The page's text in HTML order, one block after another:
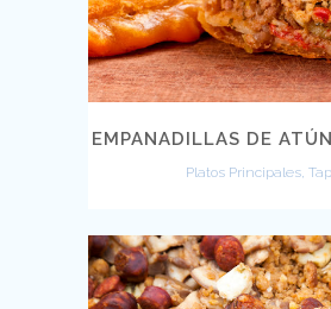
EMPANADILLAS DE
Platos Principales,